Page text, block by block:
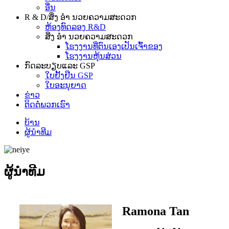
ອື່ນ
R & D/ສິ່ງ ອຳ ນວຍຄວາມສະດວກ
ຫ້ອງທົດລອງ R&D
ສິ່ງ ອຳ ນວຍຄວາມສະດວກ
ໂຮງງານທີ່ຕົນເອງເປັນເຈົ້າຂອງ
ໂຮງງານຫຸ້ນສ່ວນ
ກົດລະບຽບແລະ GSP
ໃບຢັ້ງຢືນ GSP
ໃບອະນຸຍາດ
ຂ່າວ
ຕິດ​ຕໍ່​ພວກ​ເຮົາ
ບ້ານ
ຜູ້ນໍາທີມ
ຜູ້ນໍາທີມ
Ramona Tan